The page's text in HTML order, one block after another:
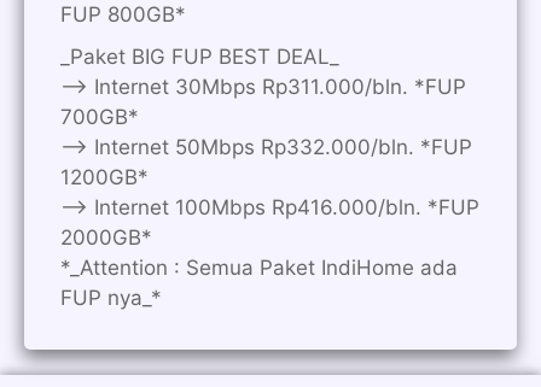
FUP 800GB*
_Paket BIG FUP BEST DEAL_
—> Internet 30Mbps Rp311.000/bln. *FUP
700GB*
—> Internet 50Mbps Rp332.000/bln. *FUP
1200GB*
—> Internet 100Mbps Rp416.000/bln. *FUP
2000GB*
*_Attention : Semua Paket IndiHome ada
FUP nya_*